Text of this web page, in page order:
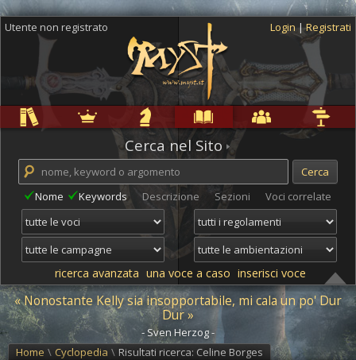
Utente non registrato Login |Registrati
Cerca nel Sito
Nome Keywords Descrizione Sezioni Voci correlate
ricerca avanzata una voce a caso inserisci voce
« Nonostante Kelly sia insopportabile, mi cala un po' Dur
Dur »
- Sven Herzog -
Home \ Cyclopedia \ Risultati ricerca: Celine Borges